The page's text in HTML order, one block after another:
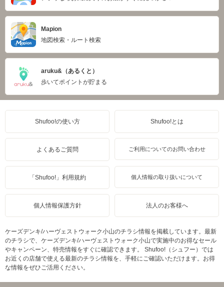
Mapion
地図検索・ルート検索
aruku&（あるくと）
歩いてポイントが貯まる
Shufoo!の使い方 Shufoo!とは
よくあるご質問 ご利用についてのお問い合わせ
「Shufoo!」利用規約 個人情報の取り扱いについて
個人情報保護方針 法人のお客様へ
ケーズデンキ/ハーヴェストウォーク小山のチラシ情報を掲載しています。最新
のチラシで、ケーズデンキ/ハーヴェストウォーク小山で実施中のお得なセール
やキャンペーン、特売情報をすぐに確認できます。 Shufoo!（シュフー）では
お近くの店舗で使える最新のチラシ情報を、手軽にご確認いただけます。お得
な情報をぜひご活用ください。